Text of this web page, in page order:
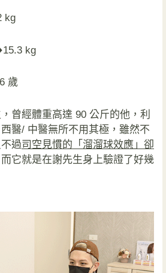
kg
kg
歲
曾經體重高達 90 公斤的他，利
醫/ 中醫無所不用其極，雖然不
過司空見慣的「溜溜球效應」卻
而它就是在謝先生身上驗證了好幾